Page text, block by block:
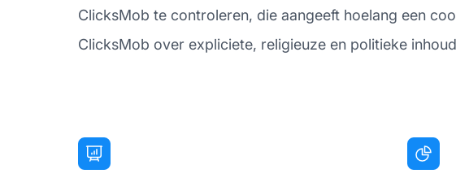
ClicksMob te controleren, die aangeeft hoelang een
ClicksMob over expliciete, religieuze en politieke